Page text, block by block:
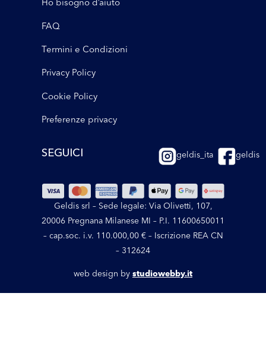
FAQ
Termini e Condizioni
Privacy Policy
Cookie Policy
Preferenze privacy
SEGUICI geldis_ita geldis
Geldis srl – Sede legale: Via Olivetti, 107,
20006 Pregnana Milanese MI – P.I. 11600650011
– cap.soc. i.v. 110.000,00 € – Iscrizione REA CN
– 312624
web design by studiowebby.it